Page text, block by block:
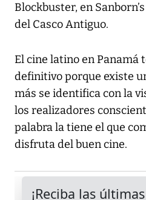
Blockbuster, en
del Casco Antiguo.
El cine latino en Panamá
definitivo porque existe
más se identifica con la
los realizadores
palabra la tiene el que
disfruta del buen cine.